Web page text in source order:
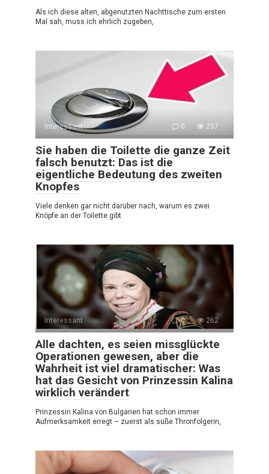
Als ich diese alten, abgenutzten Nachttische zum ersten
Mal sah, muss ich ehrlich zugeben,
Interessant 0 257
Sie haben die Toilette die ganze Zeit
falsch benutzt: Das ist die
eigentliche Bedeutung des zweiten
Knopfes
Viele denken gar nicht darüber nach, warum es zwei
Knöpfe an der Toilette gibt
Interessant 0 262
Alle dachten, es seien missglückte
Operationen gewesen, aber die
Wahrheit ist viel dramatischer: Was
hat das Gesicht von Prinzessin Kalina
wirklich verändert
Prinzessin Kalina von Bulgarien hat schon immer
Aufmerksamkeit erregt – zuerst als süße Thronfolgerin,